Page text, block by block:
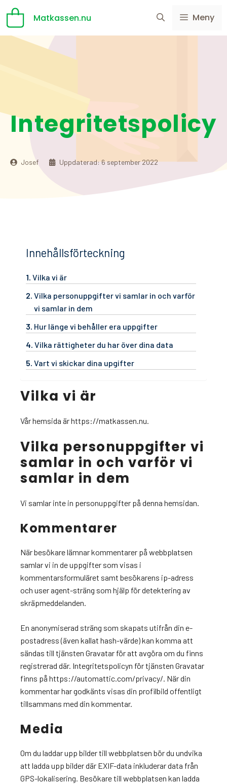
Hoppa
innehåll
Matkassen.nu Meny
Integritetspolicy
Josef Uppdaterad:6 september 2022
Innehållsförteckning
Vilka vi är
Vilka personuppgifter vi samlar in och varför
vi samlar in dem
Hur länge vi behåller era uppgifter
Vilka rättigheter du har över dina data
Vart vi skickar dina upgifter
Vilka vi är
Vår hemsida är https://matkassen.nu.
Vilka personuppgifter vi
samlar in och varför vi
samlar in dem
Vi samlar inte in personuppgifter på denna hemsidan.
Kommentarer
När besökare lämnar kommentarer på webbplatsen
samlar vi in de uppgifter som visas i
kommentarsformuläret samt besökarens ip-adress
och user agent-sträng som hjälp för detektering av
skräpmeddelanden.
En anonymiserad sträng som skapats utifrån din e-
postadress (även kallat hash-värde) kan komma att
sändas till tjänsten Gravatar för att avgöra om du finns
registrerad där. Integritetspolicyn för tjänsten Gravatar
finns på https://automattic.com/privacy/. När din
kommentar har godkänts visas din profilbild offentligt
tillsammans med din kommentar.
Media
Om du laddar upp bilder till webbplatsen bör du undvika
att ladda upp bilder där EXIF-data inkluderar data från
GPS-lokalisering. Besökare till webbplatsen kan ladda